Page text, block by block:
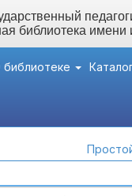
библиотека
библиотеке